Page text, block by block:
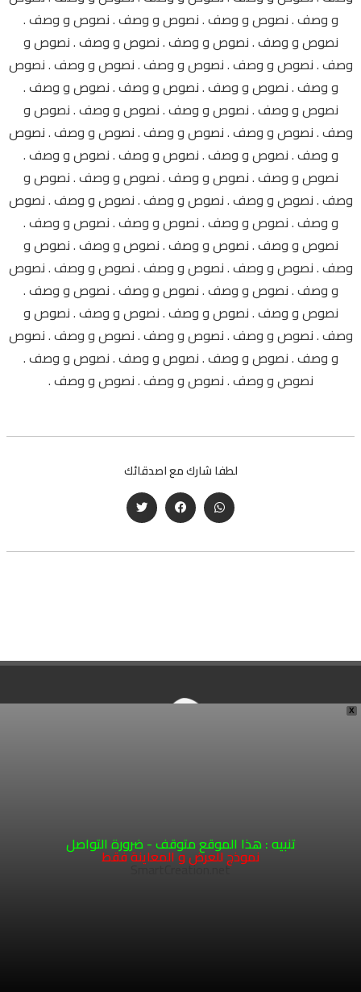
و وصف . نصوص و وصف . نصوص و وصف . نصوص و وصف .
نصوص و وصف . نصوص و وصف . نصوص و وصف . نصوص و
وصف . نصوص و وصف . نصوص و وصف . نصوص و وصف . نصوص
و وصف . نصوص و وصف . نصوص و وصف . نصوص و وصف .
نصوص و وصف . نصوص و وصف . نصوص و وصف . نصوص و
وصف . نصوص و وصف . نصوص و وصف . نصوص و وصف . نصوص
و وصف . نصوص و وصف . نصوص و وصف . نصوص و وصف .
نصوص و وصف . نصوص و وصف . نصوص و وصف . نصوص و
وصف . نصوص و وصف . نصوص و وصف . نصوص و وصف . نصوص
و وصف . نصوص و وصف . نصوص و وصف . نصوص و وصف .
نصوص و وصف . نصوص و وصف . نصوص و وصف . نصوص و
وصف . نصوص و وصف . نصوص و وصف . نصوص و وصف . نصوص
و وصف . نصوص و وصف . نصوص و وصف . نصوص و وصف .
نصوص و وصف . نصوص و وصف . نصوص و وصف . نصوص و
وصف . نصوص و وصف . نصوص و وصف . نصوص و وصف . نصوص
و وصف . نصوص و وصف . نصوص و وصف . نصوص و وصف .
نصوص و وصف . نصوص و وصف . نصوص و وصف .
لطفا شارك مع اصدقائك
971505084444+
office@MohamedMehad.com
X
تنبيه : هذا الموقع متوقف - ضرورة التواصل
نموذج للعرض و المعاينة فقط
SmartCreation.net